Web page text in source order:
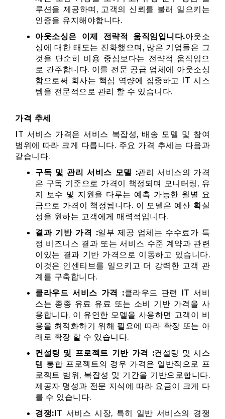
루션을 제공하며, 고객의 신뢰를 불러 일으키는
인증을 유지해야합니다.
아웃소싱은 이제 전략적 움직임입니다.아웃소
싱에 대한 태도는 진화했으며, 많은 기업들은 그
것을 단순히 비용 중심보다는 전략적 움직임으
로 간주합니다. 이를 전문 공급 업체에 아웃소싱
함으로써 회사는 핵심 역량에 집중하고 IT 시스
템을 전문적으로 관리 할 수 있습니다.
가격 추세
IT 서비스 가격은 서비스 복잡성, 배송 모델 및 참여
범위에 따라 크게 다릅니다. 주요 가격 추세는 다음과
같습니다.
구독 및 관리 서비스 모델 :관리 서비스의 가격
은 구독 기준으로 가격이 책정되며 모니터링, 유
지 보수 및 지원을 다루는 예측 가능한 월별 요
금으로 가격이 책정됩니다. 이 모델은 예산 확실
성을 원하는 고객에게 매력적입니다.
결과 기반 가격 :일부 제공 업체는 수수료가 특
정 비즈니스 결과 또는 서비스 수준 계약과 관련
이있는 결과 기반 가격으로 이동하고 있습니다.
이것은 인센티브를 일으키고 더 강력한 고객 관
계를 구축합니다.
클라우드 서비스 가격 :클라우드 관련 IT 서비
스는 종종 유료 유료 또는 소비 기반 가격을 사
용합니다. 이 유연한 모델을 사용하면 고객이 비
용을 최적화하기 위해 필요에 따라 확장 또는 아
래로 확장 할 수 있습니다.
컨설팅 및 프로젝트 기반 가격 :컨설팅 및 시스
템 통합 프로젝트의 경우 가격은 일반적으로 프
로젝트 범위, 복잡성 및 기간을 기반으로합니다.
제공자 명성과 전문 지식에 따라 요금이 크게 다
를 수 있습니다.
경쟁:IT 서비스 시장, 특히 일반 서비스의 경쟁